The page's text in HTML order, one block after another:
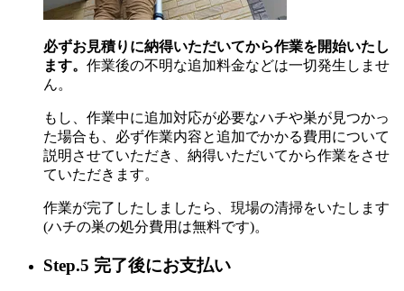
必ずお見積りに納得いただいてから作業を開始いたし
ます。 作業後の不明な追加料金などは一切発生しませ
ん。
もし、作業中に追加対応が必要なハチや巣が見つかっ
た場合も、必ず作業内容と追加でかかる費用について
説明させていただき、納得いただいてから作業をさせ
ていただきます。
作業が完了したしましたら、現場の清掃をいたします
(ハチの巣の処分費用は無料です)。
Step.5 完了後にお支払い